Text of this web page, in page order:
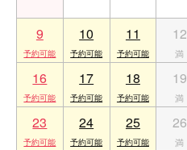
9 10 11 12
16 17 18 19
23 24 25 26